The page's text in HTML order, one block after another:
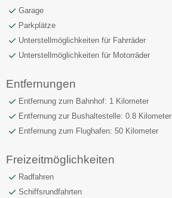
Garage
Parkplätze
Unterstellmöglichkeiten für Fahrräder
Unterstellmöglichkeiten für Motorräder
Entfernungen
Entfernung zum Bahnhof: 1 Kilometer
Entfernung zur Bushaltestelle: 0.8 Kilometer
Entfernung zum Flughafen: 50 Kilometer
Freizeitmöglichkeiten
Radfahren
Schiffsrundfahrten